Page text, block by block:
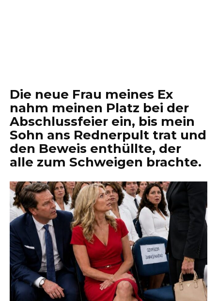
Die neue Frau meines Ex
nahm meinen Platz bei der
Abschlussfeier ein, bis mein
Sohn ans Rednerpult trat und
den Beweis enthüllte, der
alle zum Schweigen brachte.